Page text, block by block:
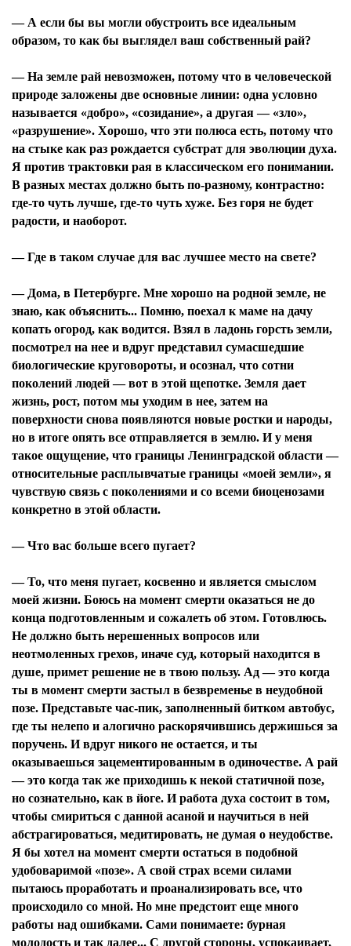
— А если бы вы могли обустроить все идеальным
образом, то как бы выглядел ваш собственный рай?
— На земле рай невозможен, потому что в человеческой
природе заложены две основные линии: одна условно
называется «добро», «созидание», а другая — «зло»,
«разрушение». Хорошо, что эти полюса есть, потому что
на стыке как раз рождается субстрат для эволюции духа.
Я против трактовки рая в классическом его понимании.
В разных местах должно быть по-разному, контрастно:
где-то чуть лучше, где-то чуть хуже. Без горя не будет
радости, и наоборот.
— Где в таком случае для вас лучшее место на свете?
— Дома, в Петербурге. Мне хорошо на родной земле, не
знаю, как объяснить... Помню, поехал к маме на дачу
копать огород, как водится. Взял в ладонь горсть земли,
посмотрел на нее и вдруг представил сумасшедшие
биологические круговороты, и осознал, что сотни
поколений людей — вот в этой щепотке. Земля дает
жизнь, рост, потом мы уходим в нее, затем на
поверхности снова появляются новые ростки и народы,
но в итоге опять все отправляется в землю. И у меня
такое ощущение, что границы Ленинградской области —
относительные расплывчатые границы «моей земли», я
чувствую связь с поколениями и со всеми биоценозами
конкретно в этой области.
— Что вас больше всего пугает?
— То, что меня пугает, косвенно и является смыслом
моей жизни. Боюсь на момент смерти оказаться не до
конца подготовленным и сожалеть об этом. Готовлюсь.
Не должно быть нерешенных вопросов или
неотмоленных грехов, иначе суд, который находится в
душе, примет решение не в твою пользу. Ад — это когда
ты в момент смерти застыл в безвременье в неудобной
позе. Представьте час-пик, заполненный битком автобус,
где ты нелепо и алогично раскорячившись держишься за
поручень. И вдруг никого не остается, и ты
оказываешься зацементированным в одиночестве. А рай
— это когда так же приходишь к некой статичной позе,
но сознательно, как в йоге. И работа духа состоит в том,
чтобы смириться с данной асаной и научиться в ней
абстрагироваться, медитировать, не думая о неудобстве.
Я бы хотел на момент смерти остаться в подобной
удобоваримой «позе». А свой страх всеми силами
пытаюсь проработать и проанализировать все, что
происходило со мной. Но мне предстоит еще много
работы над ошибками. Сами понимаете: бурная
молодость и так далее... С другой стороны, успокаивает,